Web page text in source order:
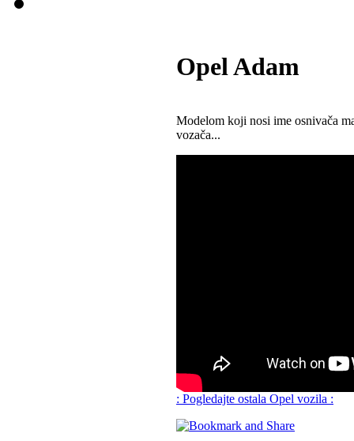
Opel Adam
Modelom koji nosi ime osnivača
vozača...
: Pogledajte ostala Opel vozila :